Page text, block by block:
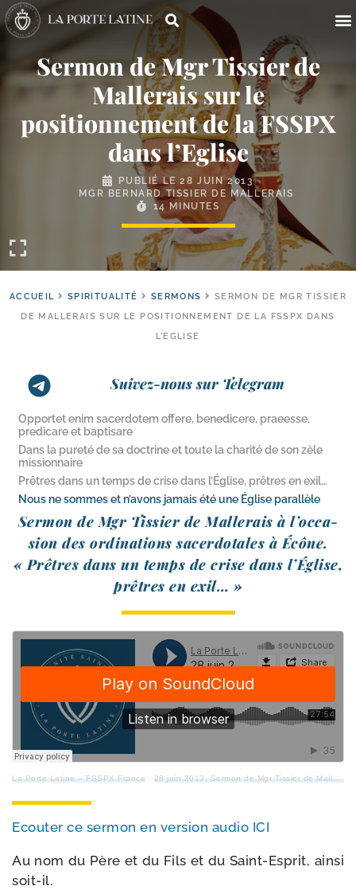
Sermon de Mgr Tissier de
Mallerais sur le
positionnement de la FSSPX
dans l’Eglise
PUBLIÉ LE28 JUIN 2013
MGR BERNARD TISSIER DE MALLERAIS
14 MINUTES
ACCUEIL SPIRITUALITÉ SERMONS
SERMON DE MGR TISSIER
DE MALLERAIS SUR LE POSITIONNEMENT DE LA FSSPX DANS
L’EGLISE
Suivez-nous sur Telegram
Opportet enim sacerdotem offere, benedicere, praeesse,
predicare et baptisare
Dans la pureté de sa doctrine et toute la charité de son zèle
missionnaire
Prêtres dans un temps de crise dans l’Église, prêtres en exil…
Nous ne sommes et n’avons jamais été une Église parallèle
Sermon de Mgr Tissier de Mallerais à l’oc­ca­
sion des ordi­na­tions sacer­do­tales à Écône.
« Prêtres dans un temps de crise dans l’Église,
prêtres en exil… »
La Porte Latine – FSSPX France · 28 juin 2013, Sermon de Mgr Tissier de Mallerais à Ecône pour les ordinations
Ecouter ce ser­mon en ver­sion audio ICI
Au nom du Père et du Fils et du Saint-​Esprit, ain­si
soit-il.